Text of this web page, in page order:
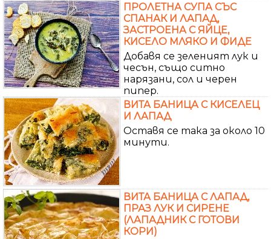
ПРОЛЕТНА СУПА СЪС
СПАНАК И ЛАПАД,
ЗАСТРОЕНА С ЯЙЦЕ,
КИСЕЛО МЛЯКО И ФИДЕ
Добавя се зеленият лук и
чесън, също ситно
нарязани, сол и черен
пипер.
ВИТА БАНИЦА С КИСЕЛЕЦ
И ЛАПАД
Оставя се така за около 10
минути.
ВИТА БАНИЦА С ЛАПАД,
ПРАЗ ЛУК И СИРЕНЕ
(ЛАПАДНИК С ГОТОВИ
КОРИ)